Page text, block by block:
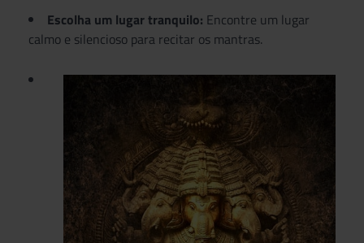
Escolha um lugar tranquilo: Encontre um lugar
calmo e silencioso para recitar os mantras.